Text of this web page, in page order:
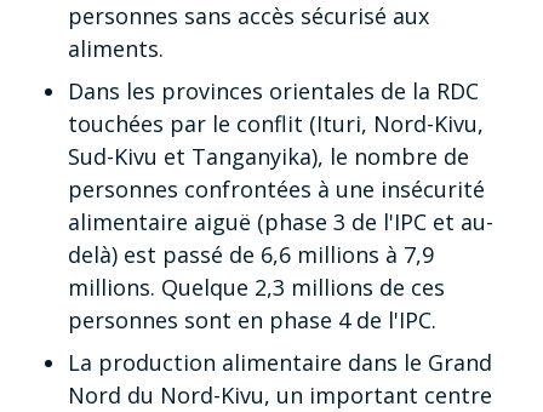
personnes sans accès sécurisé aux
aliments.
Dans les provinces orientales de la RDC
touchées par le conflit (Ituri, Nord-Kivu,
Sud-Kivu et Tanganyika), le nombre de
personnes confrontées à une insécurité
alimentaire aiguë (phase 3 de l'IPC et au-
delà) est passé de 6,6 millions à 7,9
millions. Quelque 2,3 millions de ces
personnes sont en phase 4 de l'IPC.
La production alimentaire dans le Grand
Nord du Nord-Kivu, un important centre